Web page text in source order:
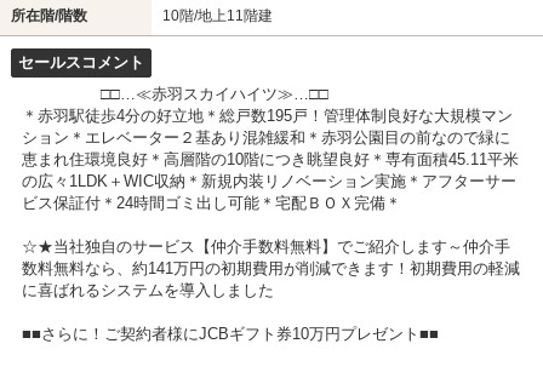
所在階/階数 10階/地上11階建
セールスコメント
□□…≪赤羽スカイハイツ≫…□□
＊赤羽駅徒歩4分の好立地＊総戸数195戸！管理体制良好な大規模マン
ション＊エレベーター２基あり混雑緩和＊赤羽公園目の前なので緑に
恵まれ住環境良好＊高層階の10階につき眺望良好＊専有面積45.11平米
の広々1LDK＋WIC収納＊新規内装リノベーション実施＊アフターサー
ビス保証付＊24時間ゴミ出し可能＊宅配ＢＯＸ完備＊
☆★当社独自のサービス【仲介手数料無料】でご紹介します～仲介手
数料無料なら、約141万円の初期費用が削減できます！初期費用の軽減
に喜ばれるシステムを導入しました
■■さらに！ご契約者様にJCBギフト券10万円プレゼント■■